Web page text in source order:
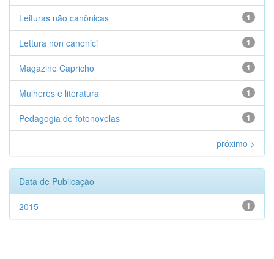
1
Leituras não canônicas
1
Lettura non canonici
1
Magazine Capricho
1
Mulheres e literatura
1
Pedagogia de fotonovelas
próximo >
Data de Publicação
1
2015